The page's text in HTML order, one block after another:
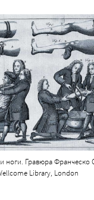
ноги. Гравюра Франческо
Library, London